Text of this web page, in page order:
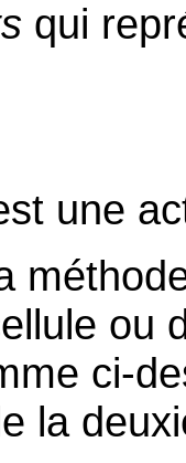
qui
une
ou
ci-
la